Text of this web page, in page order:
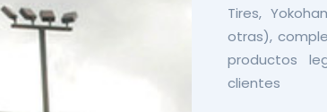
Tires,
otras),
productos
clientes